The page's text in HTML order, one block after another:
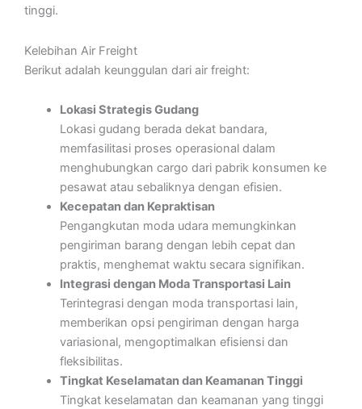
tinggi.
Kelebihan Air Freight
Berikut adalah keunggulan dari air freight:
Lokasi Strategis Gudang
Lokasi gudang berada dekat bandara,
memfasilitasi proses operasional dalam
menghubungkan cargo dari pabrik konsumen ke
pesawat atau sebaliknya dengan efisien.
Kecepatan dan Kepraktisan
Pengangkutan moda udara memungkinkan
pengiriman barang dengan lebih cepat dan
praktis, menghemat waktu secara signifikan.
Integrasi dengan Moda Transportasi Lain
Terintegrasi dengan moda transportasi lain,
memberikan opsi pengiriman dengan harga
variasional, mengoptimalkan efisiensi dan
fleksibilitas.
Tingkat Keselamatan dan Keamanan Tinggi
Tingkat keselamatan dan keamanan yang tinggi